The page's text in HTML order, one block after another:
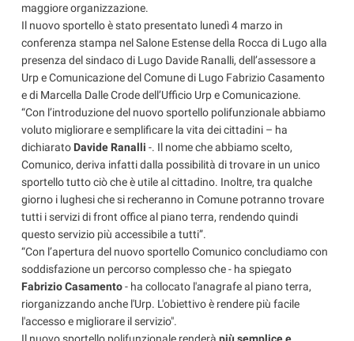
maggiore organizzazione.
Il nuovo sportello è stato presentato lunedì 4 marzo in
conferenza stampa nel Salone Estense della Rocca di Lugo alla
presenza del sindaco di Lugo Davide Ranalli, dell’assessore a
Urp e Comunicazione del Comune di Lugo Fabrizio Casamento
e di Marcella Dalle Crode dell’Ufficio Urp e Comunicazione.
“Con l’introduzione del nuovo sportello polifunzionale abbiamo
voluto migliorare e semplificare la vita dei cittadini – ha
dichiarato Davide Ranalli -. Il nome che abbiamo scelto,
Comunico, deriva infatti dalla possibilità di trovare in un unico
sportello tutto ciò che è utile al cittadino. Inoltre, tra qualche
giorno i lughesi che si recheranno in Comune potranno trovare
tutti i servizi di front office al piano terra, rendendo quindi
questo servizio più accessibile a tutti”.
“Con l’apertura del nuovo sportello Comunico concludiamo con
soddisfazione un percorso complesso che - ha spiegato
Fabrizio Casamento- ha collocato l'anagrafe al piano terra,
riorganizzando anche l'Urp. L'obiettivo è rendere più facile
l'accesso e migliorare il servizio".